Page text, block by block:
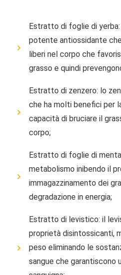
Estratto di foglie di
potente antiossidante
liberi nel corpo che
grasso e quindi
Estratto di zenzero: lo
che ha molti benefici per
capacità di bruciare il
corpo;
Estratto di foglie di
metabolismo inibendo il
immagazzinamento dei
degradazione in energia;
Estratto di levistico: il
proprietà disintossicanti,
peso eliminando le
sangue che garantiscono